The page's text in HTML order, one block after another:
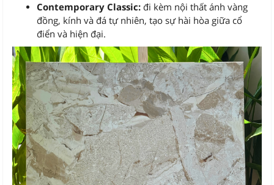
Contemporary Classic: đi kèm nội thất ánh vàng
đồng, kính và đá tự nhiên, tạo sự hài hòa giữa cổ
điển và hiện đại.